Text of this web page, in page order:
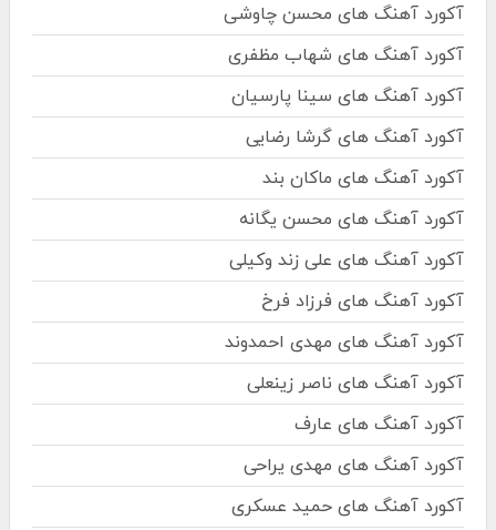
آکورد آهنگ های محسن چاوشی
آکورد آهنگ های شهاب مظفری
آکورد آهنگ های سینا پارسیان
آکورد آهنگ های گرشا رضایی
آکورد آهنگ های ماکان بند
آکورد آهنگ های محسن یگانه
آکورد آهنگ های علی زند وکیلی
آکورد آهنگ های فرزاد فرخ
آکورد آهنگ های مهدی احمدوند
آکورد آهنگ های ناصر زینعلی
آکورد آهنگ های عارف
آکورد آهنگ های مهدی یراحی
آکورد آهنگ های حمید عسکری